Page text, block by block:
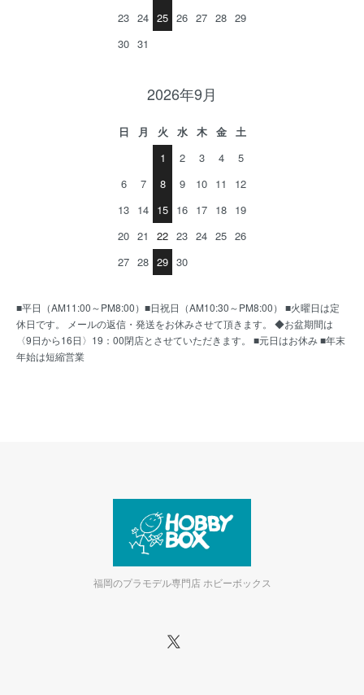
23 24 25 26 27 28 29
30 31
2026年9月
日 月 火 水 木 金
土
1
2 3 4
5
6
7 8 9 10 11
12
13 14 15 16 17 18 19
20 21 22 23 24 25 26
27 28 29 30
■平日（AM11:00～PM8:00）■日祝日（AM10:30～PM8:00） ■火曜日は定
休日です。 メールの返信・発送をお休みさせて頂きます。 ◆お盆期間は
〈9日から16日〉19：00閉店とさせていただきます。 ■元日はお休み ■年末
年始は短縮営業
福岡のプラモデル専門店 ホビーボックス